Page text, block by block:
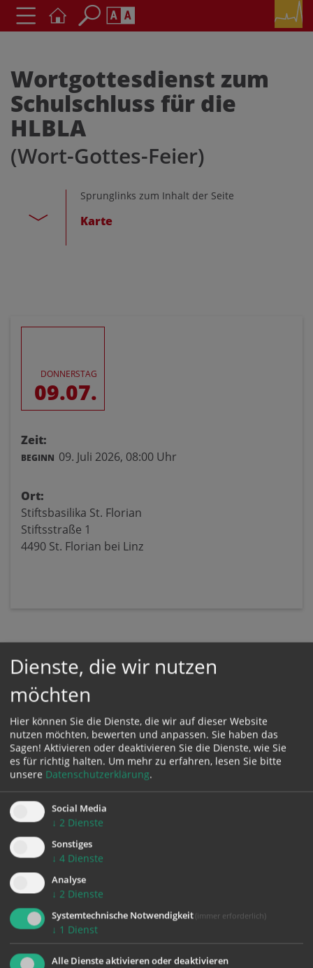
Schriftgröße
AAA
Wortgottesdienst zum
Schulschluss für die
HLBLA
(Wort-Gottes-Feier)
Sprunglinks zum Inhalt der Seite
Karte
DONNERSTAG
09.07.
Zeit:
BEGINN 09. Juli 2026, 08:00 Uhr
Ort:
Stiftsbasilika St. Florian
Stiftsstraße 1
4490 St. Florian bei Linz
Karte:
Zustimmung erforderlich!
Bitte akzeptieren Sie
Cookies von Google Maps
Dienste, die wir nutzen
möchten
Hier können Sie die Dienste, die wir auf dieser Website
nutzen möchten, bewerten und anpassen. Sie haben das
Sagen! Aktivieren oder deaktivieren Sie die Dienste, wie Sie
es für richtig halten. Um mehr zu erfahren, lesen Sie bitte
unsere Datenschutzerklärung.
Social Media
↓ 2 Dienste
Sonstiges
↓ 4 Dienste
Analyse
↓ 2 Dienste
Systemtechnische Notwendigkeit (immer erforderlich)
↓ 1 Dienst
Alle Dienste aktivieren oder deaktivieren